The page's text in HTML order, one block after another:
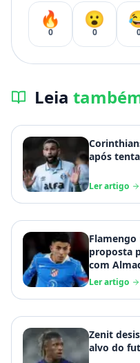
🔥
0
😮
0
Leia
após
Ler artigo
proposta
com
Ler artigo
Zenit
alvo do